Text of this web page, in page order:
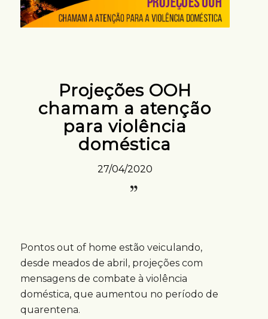
Projeções OOH
chamam a atenção
para violência
doméstica
27/04/2020
Pontos out of home estão veiculando,
desde meados de abril, projeções com
mensagens de combate à violência
doméstica, que aumentou no período de
quarentena.